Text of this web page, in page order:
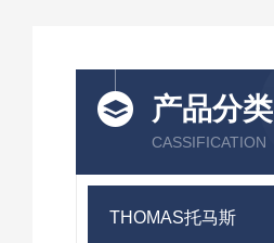
产品分类
CASSIFICATION
THOMAS托马斯